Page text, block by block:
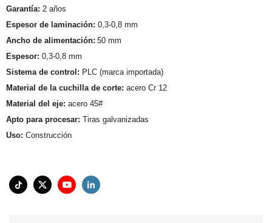
Garantía: 2 años
Espesor de laminación: 0,3-0,8 mm
Ancho de alimentación: 50 mm
Espesor: 0,3-0,8 mm
Sistema de control: PLC (marca importada)
Material de la cuchilla de corte: acero Cr 12
Material del eje: acero 45#
Apto para procesar: Tiras galvanizadas
Uso: Construcción